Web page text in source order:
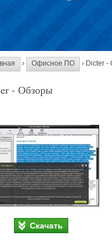
› Офисное ПО › Dicter
- Обзоры
Скачать